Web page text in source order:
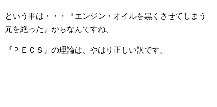
という事は・・・『エンジン・オイルを黒くさせてしまう
元を絶った』からなんですね。
『ＰＥＣＳ』の理論は、やはり正しい訳です。